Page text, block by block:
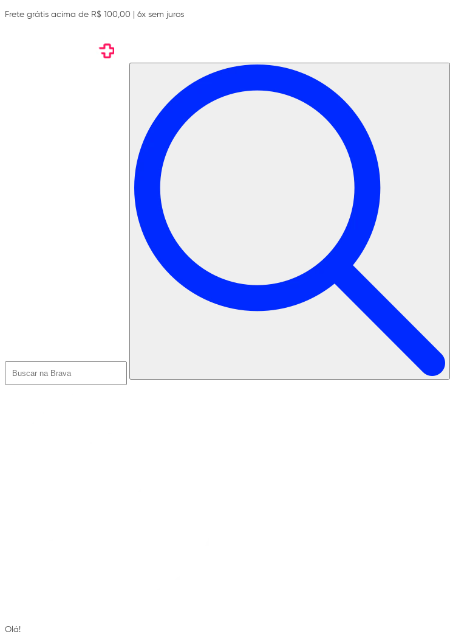
Frete grátis acima de R$ 100,00 | 6x sem juros
Olá!